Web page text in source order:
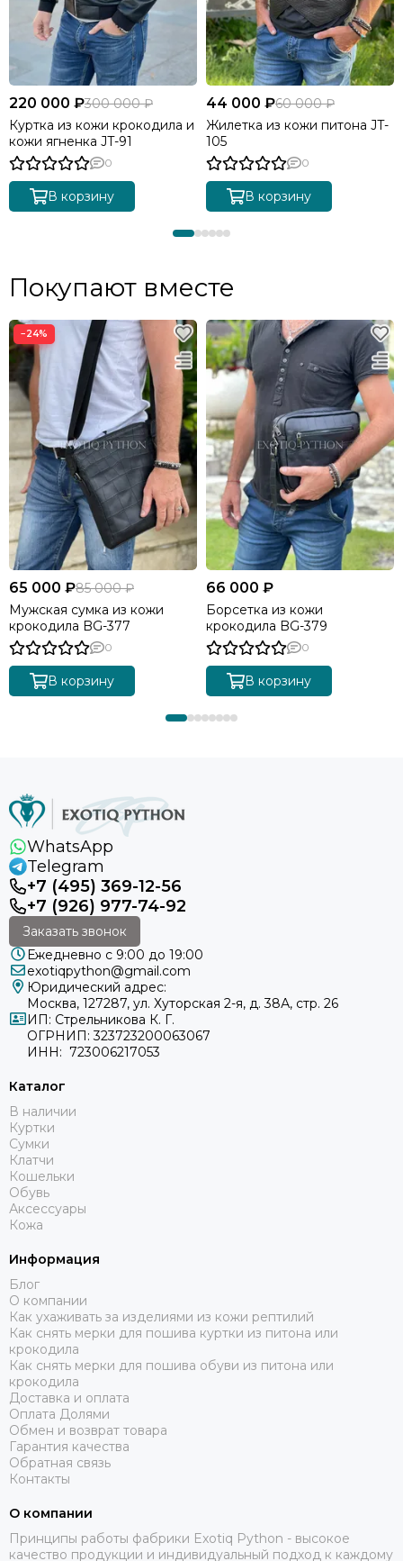
220 000 ₽300 000 ₽
Куртка из кожи крокодила и
кожи ягненка JT-91
0
В корзину
44 000 ₽60 000 ₽
Жилетка из кожи питона JT-
105
0
В корзину
Покупают вместе
−24%
65 000 ₽85 000 ₽
Мужская сумка из кожи
крокодила BG-377
0
В корзину
66 000 ₽
Борсетка из кожи
крокодила BG-379
0
В корзину
WhatsApp
Telegram
+7 (495) 369-12-56
+7 (926) 977-74-92
Заказать звонок
Ежедневно с 9:00 до 19:00
exotiqpython@gmail.com
Юридический адрес:
Москва, 127287, ул. Хуторская 2-я, д. 38А, стр. 26
ИП: Стрельникова К. Г.
ОГРНИП: 323723200063067
ИНН: 723006217053
Каталог
В наличии
Куртки
Сумки
Клатчи
Кошельки
Обувь
Аксессуары
Кожа
Информация
Блог
О компании
Как ухаживать за изделиями из кожи рептилий
Как снять мерки для пошива куртки из питона или
крокодила
Как снять мерки для пошива обуви из питона или
крокодила
Доставка и оплата
Оплата Долями
Обмен и возврат товара
Гарантия качества
Обратная связь
Контакты
О компании
Принципы работы фабрики Exotiq Python - высокое
качество продукции и индивидуальный подход к каждому